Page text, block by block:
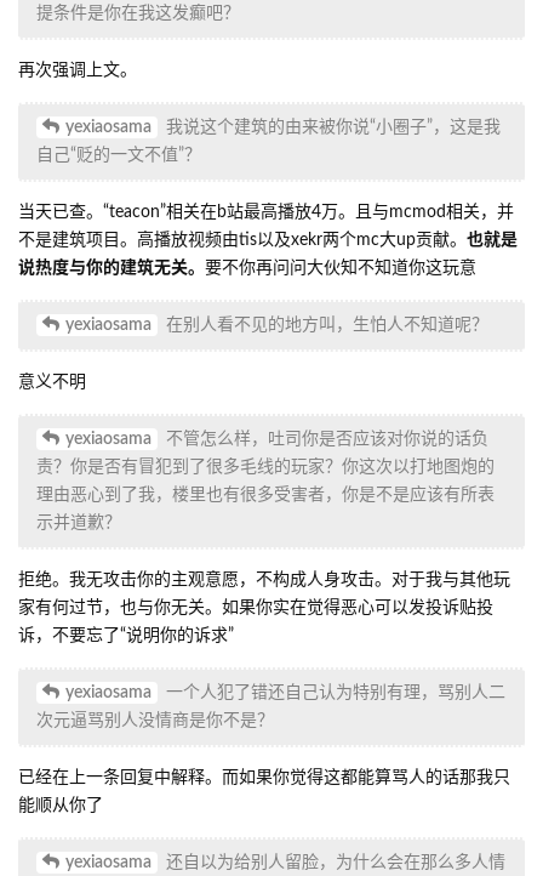
提条件是你在我这发癫吧？
再次强调上文。
yexiaosama
我说这个建筑的由来被你说“小圈子”，这是我
自己“贬的一文不值”？
当天已查。“teacon”相关在b站最高播放4万。且与mcmod相关，并
不是建筑项目。高播放视频由tis以及xekr两个mc大up贡献。 也就是
说热度与你的建筑无关。 要不你再问问大伙知不知道你这玩意
yexiaosama 在别人看不见的地方叫，生怕人不知道呢？
意义不明
yexiaosama
不管怎么样，吐司你是否应该对你说的话负
责？你是否有冒犯到了很多毛线的玩家？你这次以打地图炮的
理由恶心到了我，楼里也有很多受害者，你是不是应该有所表
示并道歉？
拒绝。我无攻击你的主观意愿，不构成人身攻击。对于我与其他玩
家有何过节，也与你无关。如果你实在觉得恶心可以发投诉贴投
诉，不要忘了“说明你的诉求”
yexiaosama
一个人犯了错还自己认为特别有理，骂别人二
次元逼骂别人没情商是你不是？
已经在上一条回复中解释。而如果你觉得这都能算骂人的话那我只
能顺从你了
yexiaosama
还自以为给别人留脸，为什么会在那么多人情